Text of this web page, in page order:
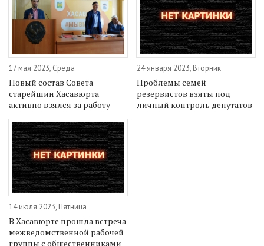
17 мая 2023, Среда
Новый состав Совета
старейшин Хасавюрта
активно взялся за работу
24 января 2023, Вторник
Проблемы семей
резервистов взяты под
личный контроль депутатов
14 июля 2023, Пятница
В Хасавюрте прошла встреча
межведомственной рабочей
группы с общественниками